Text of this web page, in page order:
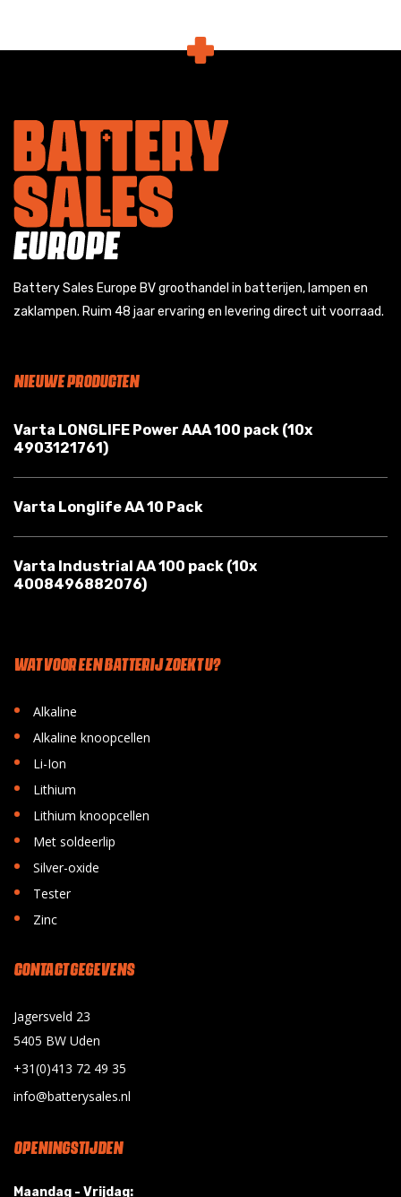
Battery Sales Europe BV groothandel in batterijen, lampen en
zaklampen. Ruim 48 jaar ervaring en levering direct uit voorraad.
NIEUWE PRODUCTEN
Varta LONGLIFE Power AAA 100 pack (10x
4903121761)
Varta Longlife AA 10 Pack
Varta Industrial AA 100 pack (10x
4008496882076)
WAT VOOR EEN BATTERIJ ZOEKT U?
• Alkaline
• Alkaline knoopcellen
• Li-Ion
• Lithium
• Lithium knoopcellen
• Met soldeerlip
• Silver-oxide
• Tester
• Zinc
CONTACT GEGEVENS
Jagersveld 23
5405 BW Uden
+31(0)413 72 49 35
info@batterysales.nl
OPENINGSTIJDEN
Maandag - Vrijdag: